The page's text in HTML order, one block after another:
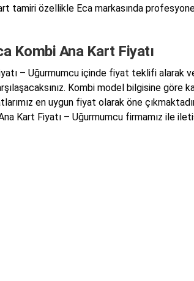
tamiri özellikle Eca markasında
Kombi Ana Kart Fiyatı
– Uğurmumcu içinde fiyat teklifi alarak
Kombi model bilgisine göre
en uygun fiyat olarak öne
Kart Fiyatı – Uğurmumcu firmamız ile